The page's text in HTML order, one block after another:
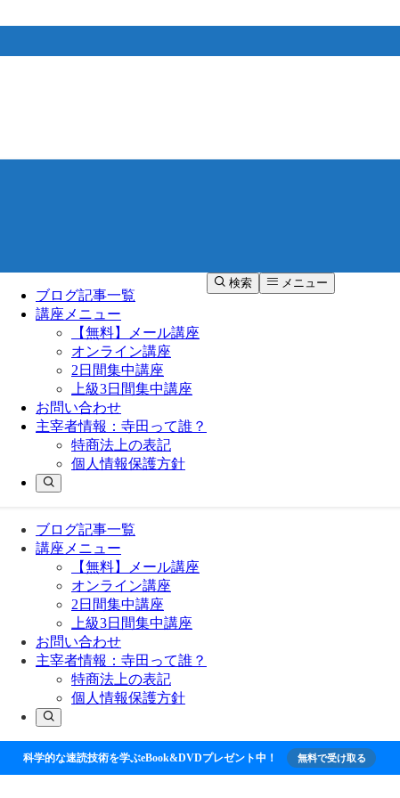
ブログ記事一覧
講座メニュー
【無料】メール講座
オンライン講座
2日間集中講座
上級3日間集中講座
お問い合わせ
主宰者情報：寺田って誰？
特商法上の表記
個人情報保護方針
検索 メニュー
ブログ記事一覧
講座メニュー
【無料】メール講座
オンライン講座
2日間集中講座
上級3日間集中講座
お問い合わせ
主宰者情報：寺田って誰？
特商法上の表記
個人情報保護方針
科学的な速読技術を学ぶeBook&DVDプレゼント中！ 無料で受け取る